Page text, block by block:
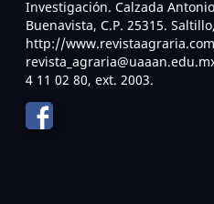
Investigación. Calzada
Buenavista, C.P. 25315.
http://
4 11 02 80, ext. 2003.